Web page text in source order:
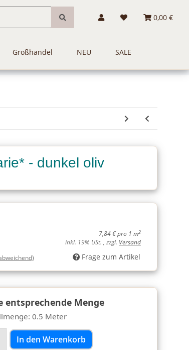
0,00 €
Großhandel NEU SALE
- dunkel oliv
7,84 € pro 1 m2
inkl. 19% USt. , zzgl. Versand
Frage zum Artikel
entsprechende Menge
0.5 Meter
In den Warenkorb